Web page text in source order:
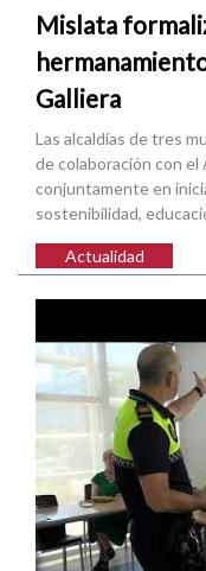
Mislata
Galliera
Las alcaldías de tres
de colaboración con
conjuntamente en
sostenibilidad,
Actualidad